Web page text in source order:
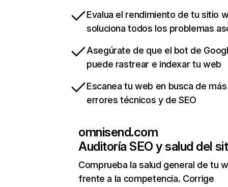
Evalua el rendimiento de tu sitio
soluciona todos los problemas
Asegúrate de que el bot de
puede rastrear e indexar tu web
Escanea tu web en busca de
errores técnicos y de SEO
omnisend.com
Auditoría SEO y salud del
Comprueba la salud general de tu
frente a la competencia. Corrige